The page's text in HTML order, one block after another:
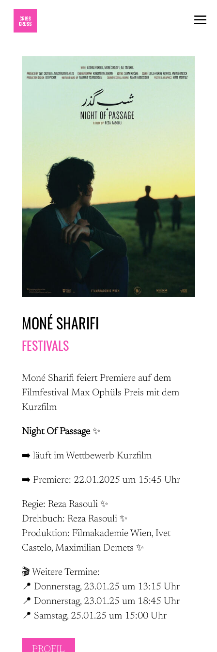
MONÉ SHARIFI
FESTIVALS
Moné Sharifi feiert Premiere auf dem
Filmfestival Max Ophüls Preis mit dem
Kurzfilm
Night Of Passage✨
➡️ läuft im Wettbewerb Kurzfilm
➡️ Premiere: 22.01.2025 um 15:45 Uhr
Regie: Reza Rasouli ✨
Drehbuch: Reza Rasouli ✨
Produktion: Filmakademie Wien, Ivet
Castelo, Maximilian Demets ✨
🎬 Weitere Termine:
📍 Donnerstag, 23.01.25 um 13:15 Uhr
📍 Donnerstag, 23.01.25 um 18:45 Uhr
📍 Samstag, 25.01.25 um 15:00 Uhr
PROFIL